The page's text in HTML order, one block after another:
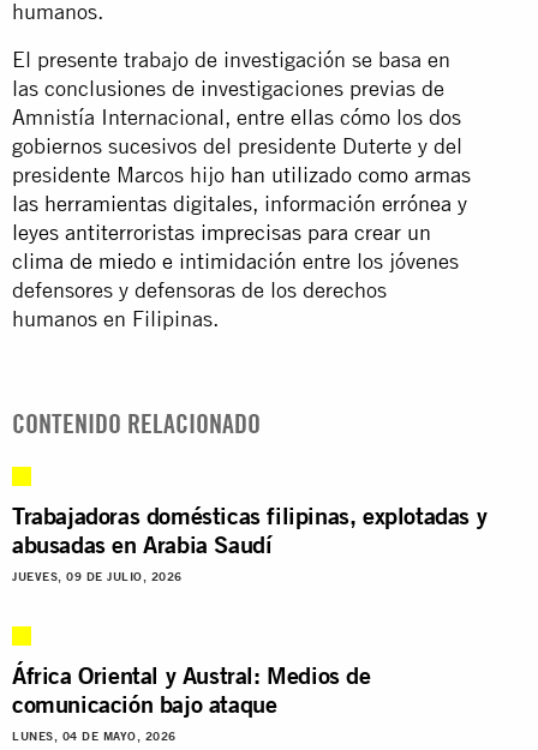
humanos.
El presente trabajo de investigación se basa en
las conclusiones de investigaciones previas de
Amnistía Internacional, entre ellas cómo los dos
gobiernos sucesivos del presidente Duterte y del
presidente Marcos hijo han utilizado como armas
las herramientas digitales, información errónea y
leyes antiterroristas imprecisas para crear un
clima de miedo e intimidación entre los jóvenes
defensores y defensoras de los derechos
humanos en Filipinas.
CONTENIDO RELACIONADO
Trabajadoras domésticas filipinas, explotadas y
abusadas en Arabia Saudí
JUEVES, 09 DE JULIO, 2026
África Oriental y Austral: Medios de
comunicación bajo ataque
LUNES, 04 DE MAYO, 2026